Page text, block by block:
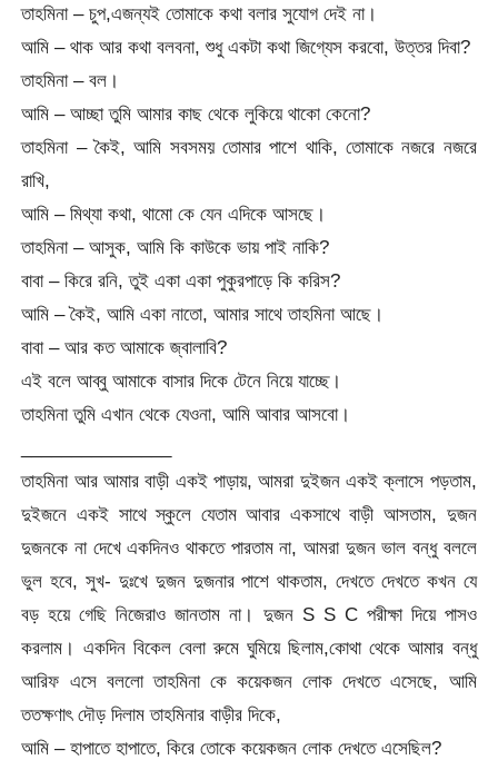
তাহমিনা – চুপ,এজন্যই তোমাকে কথা বলার সুযোগ দেই না।
আমি – থাক আর কথা বলবনা, শুধু একটা কথা জিগ্যেস করবো, উত্তর দিবা?
তাহমিনা – বল।
আমি – আচ্ছা তুমি আমার কাছ থেকে লুকিয়ে থাকো কেনো?
তাহমিনা – কৈই, আমি সবসময় তোমার পাশে থাকি, তোমাকে নজরে নজরে
রাখি,
আমি – মিথ্যা কথা, থামো কে যেন এদিকে আসছে।
তাহমিনা – আসুক, আমি কি কাউকে ভায় পাই নাকি?
বাবা – কিরে রনি, তুই একা একা পুকুরপাড়ে কি করিস?
আমি – কৈই, আমি একা নাতো, আমার সাথে তাহমিনা আছে।
বাবা – আর কত আমাকে জ্বালাবি?
এই বলে আব্বু আমাকে বাসার দিকে টেনে নিয়ে যাচ্ছে।
তাহমিনা তুমি এখান থেকে যেওনা, আমি আবার আসবো।
তাহমিনা আর আমার বাড়ী একই পাড়ায়, আমরা দুইজন একই ক্লাসে পড়তাম,
দুইজনে একই সাথে স্কুলে যেতাম আবার একসাথে বাড়ী আসতাম, দুজন
দুজনকে না দেখে একদিনও থাকতে পারতাম না, আমরা দুজন ভাল বন্ধু বললে
ভুল হবে, সুখ- দুঃখে দুজন দুজনার পাশে থাকতাম, দেখতে দেখতে কখন যে
বড় হয়ে গেছি নিজেরাও জানতাম না। দুজন S S C পরীক্ষা দিয়ে পাসও
করলাম। একদিন বিকেল বেলা রুমে ঘুমিয়ে ছিলাম,কোথা থেকে আমার বন্ধু
আরিফ এসে বললো তাহমিনা কে কয়েকজন লোক দেখতে এসেছে, আমি
ততক্ষণাৎ দৌড় দিলাম তাহমিনার বাড়ীর দিকে,
আমি – হাপাতে হাপাতে, কিরে তোকে কয়েকজন লোক দেখতে এসেছিল?